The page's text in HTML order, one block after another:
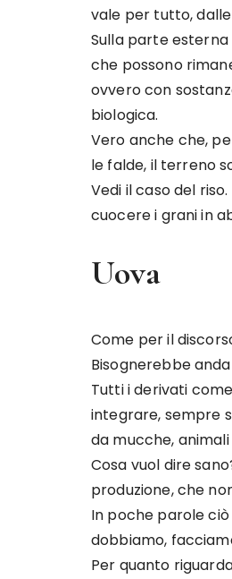
vale per tutto,
Sulla parte
che possono
ovvero con
biologica.
Vero anche che,
le falde, il terreno
Vedi il caso del
cuocere i grani in
Uova
Come per il
Bisognerebbe
Tutti i derivati
integrare, sempre
da mucche, animali
Cosa vuol dire
produzione, che
In poche parole
dobbiamo,
Per quanto